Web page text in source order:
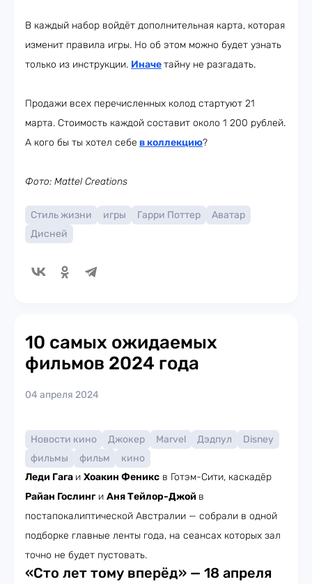
В каждый набор войдёт дополнительная карта, которая
изменит правила игры. Но об этом можно будет узнать
только из инструкции. Иначетайну не разгадать.
Продажи всех перечисленных колод стартуют 21
марта. Стоимость каждой составит около 1 200 рублей.
А кого бы ты хотел себе в коллекцию?
Фото: Mattel Creations
Стиль жизни игры Гарри Поттер
Аватар
Дисней
10 самых ожидаемых
фильмов 2024 года
04 апреля 2024
Новости кино Джокер Marvel Дэдпул
Disney
фильмы
фильм
кино
Леди Гага и Хоакин Феникс в Готэм-Сити, каскадёр
Райан Гослинги Аня Тейлор-Джой в
постапокалиптической Австралии — собрали в одной
подборке главные ленты года, на сеансах которых зал
точно не будет пустовать.
«Сто лет тому вперёд» — 18 апреля